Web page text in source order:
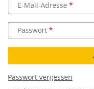
E-Mail-Adresse
Passwort
Passwort vergessen